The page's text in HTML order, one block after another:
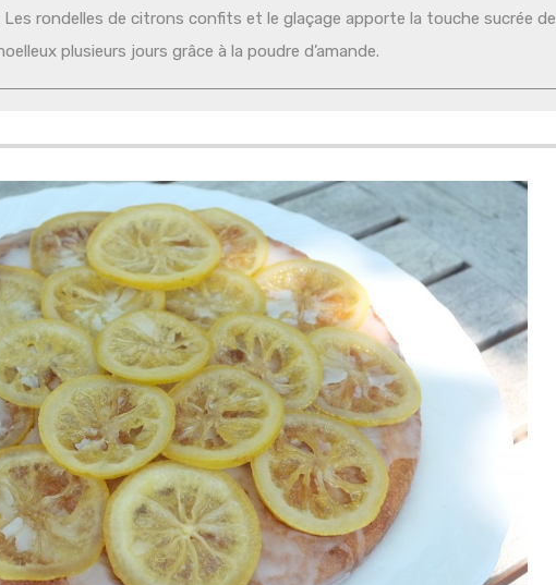
rondelles de citrons confits et le glaçage apporte la touche sucrée de
plusieurs jours grâce à la poudre d’amande.